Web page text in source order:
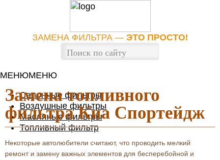
ЗАМЕНА ФИЛЬТРА — ЭТО ПРОСТО!
МЕНЮМЕНЮ
Салонные фильтры
Воздушные фильтры
Масляные фильтры
Топливный фильтр
Замена топливного
фильтра Киа Спортейдж
Некоторые автолюбители считают, что проводить мелкий
ремонт и замену важных элементов для бесперебойной и